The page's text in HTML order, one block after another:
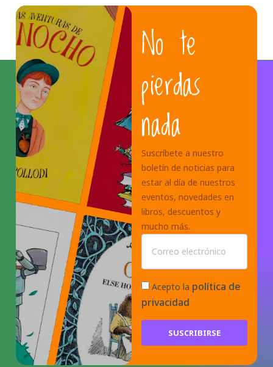
No te
pierdas
nada
Suscríbete a nuestro
boletín de noticias para
estar al día de nuestros
eventos, novedades en
libros, descuentos y
mucho más.
Acepto la política de
privacidad
SUSCRIBIRSE